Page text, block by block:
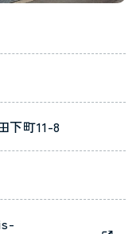
下町11-8